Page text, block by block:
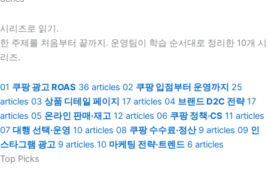
시리즈로 읽기.
한 주제를 처음부터 끝까지. 운영팀이 학습 순서대로 정리한 10개 시
리즈.
01 쿠팡 광고 ROAS 36 articles 02 쿠팡 입점부터 운영까지 25
articles 03 상품 디테일 페이지 17 articles 04 브랜드 D2C 전략 17
articles 05 온라인 판매·재고 12 articles 06 쿠팡 정책·CS 11 articles
07 대행 선택·운영 10 articles 08 쿠팡 수수료·정산 9 articles 09 인
스타그램 광고 9 articles 10 마케팅 전략·트렌드 6 articles
Top Picks